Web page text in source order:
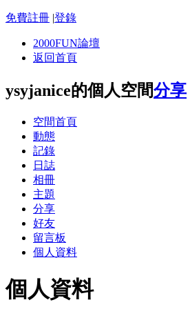
免費註冊 |登錄
2000FUN論壇
返回首頁
ysyjanice的個人空間分享
空間首頁
動態
記錄
日誌
相冊
主題
分享
好友
留言板
個人資料
個人資料